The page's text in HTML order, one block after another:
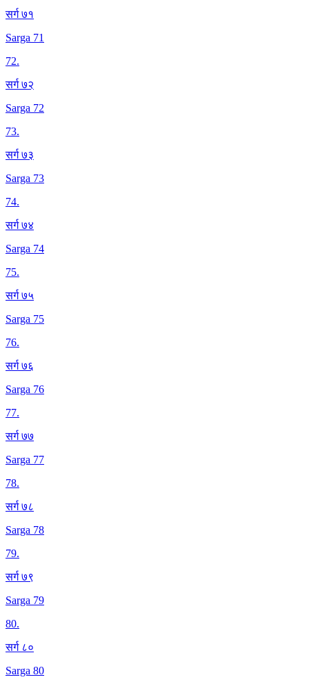
सर्ग ७१
Sarga 71
72.
सर्ग ७२
Sarga 72
73.
सर्ग ७३
Sarga 73
74.
सर्ग ७४
Sarga 74
75.
सर्ग ७५
Sarga 75
76.
सर्ग ७६
Sarga 76
77.
सर्ग ७७
Sarga 77
78.
सर्ग ७८
Sarga 78
79.
सर्ग ७९
Sarga 79
80.
सर्ग ८०
Sarga 80